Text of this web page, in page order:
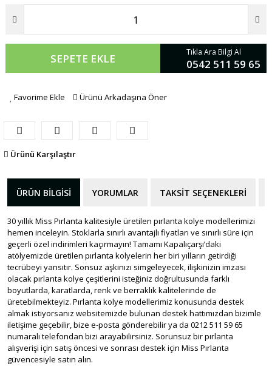
SEPETE EKLE Tıkla Ara Bilgi Al
0542 511 59 65
Favorime Ekle Ürünü Arkadaşına Öner
Ürünü Karşılaştır
ÜRÜN BILGISI YORUMLAR TAKSIT SEÇENEKLERI
30 yıllık Miss Pırlanta kalitesiyle üretilen pırlanta kolye modellerimizi
hemen inceleyin. Stoklarla sınırlı avantajlı fiyatları ve sınırlı süre için
geçerli özel indirimleri kaçırmayın! Tamamı Kapalıçarşı’daki
atölyemizde üretilen pırlanta kolyelerin her biri yılların getirdiği
tecrübeyi yansıtır. Sonsuz aşkınızı simgeleyecek, ilişkinizin imzası
olacak pırlanta kolye çeşitlerini isteğiniz doğrultusunda farklı
boyutlarda, karatlarda, renk ve berraklık kalitelerinde de
üretebilmekteyiz. Pırlanta kolye modellerimiz konusunda destek
almak istiyorsanız websitemizde bulunan destek hattımızdan bizimle
iletişime geçebilir, bize e-posta gönderebilir ya da 0212 511 59 65
numaralı telefondan bizi arayabilirsiniz. Sorunsuz bir pırlanta
alışverişi için satış öncesi ve sonrası destek için Miss Pırlanta
güvencesiyle satın alın.